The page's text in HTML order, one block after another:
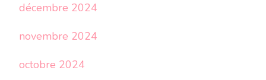
décembre 2024
novembre 2024
octobre 2024